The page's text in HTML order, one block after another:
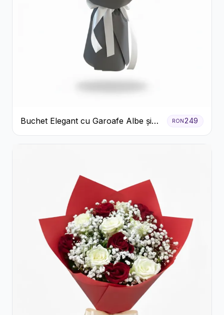
Buchet Elegant cu Garoafe Albe și
Eucalipt
RON249